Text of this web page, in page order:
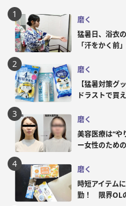
磨く
猛暑日、浴衣
「汗をかく前
磨く
【猛暑対策グ
ドラストで買
磨く
美容医療は“
ー女性のため
磨く
時短アイテム
勤！ 限界OL